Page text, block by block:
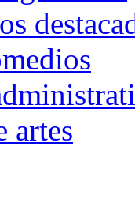
artes